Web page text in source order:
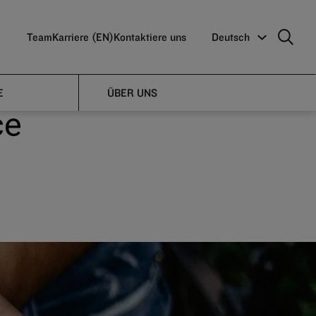
TeamKarriere (EN)Kontaktiere uns Deutsch
ÜBER UNS